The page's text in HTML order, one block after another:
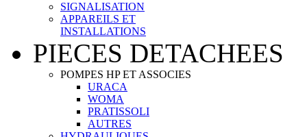
SIGNALISATION
APPAREILS ET
INSTALLATIONS
PIECES DETACHEES
POMPES HP ET ASSOCIES
URACA
WOMA
PRATISSOLI
AUTRES